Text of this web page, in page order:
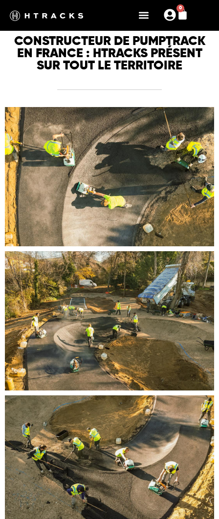
0
CONSTRUCTEUR DE PUMPTRACK
EN FRANCE : HTRACKS PRÉSENT
SUR TOUT LE TERRITOIRE